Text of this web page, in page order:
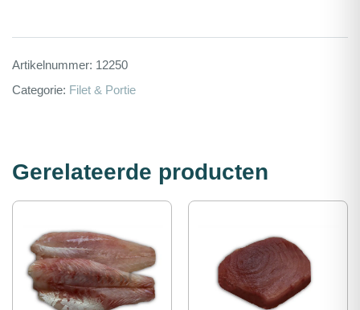
Artikelnummer: 12250
Categorie: Filet & Portie
Gerelateerde producten